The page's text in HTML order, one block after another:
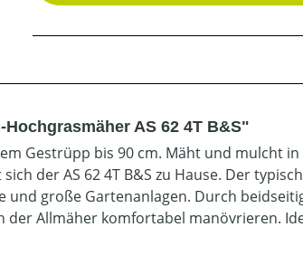
AS 62 4T B&S"
Gestrüpp bis 90 cm. Mäht und mulcht
der AS 62 4T B&S zu Hause. Der
und große Gartenanlagen. Durch
der Allmäher komfortabel manövrieren.